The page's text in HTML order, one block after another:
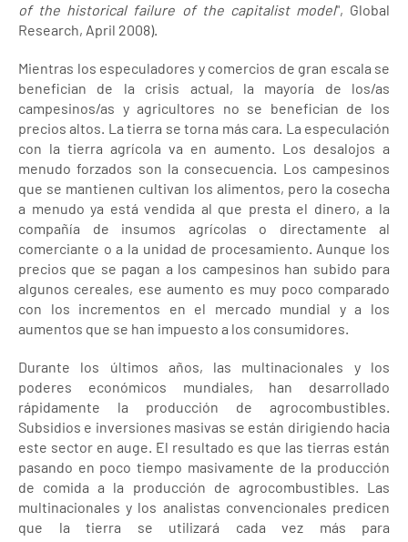
of the historical failure of the capitalist model", Global
Research, April 2008).
Mientras los especuladores y comercios de gran escala se
benefician de la crisis actual, la mayoría de los/as
campesinos/as y agricultores no se benefician de los
precios altos. La tierra se torna más cara. La especulación
con la tierra agrícola va en aumento. Los desalojos a
menudo forzados son la consecuencia. Los campesinos
que se mantienen cultivan los alimentos, pero la cosecha
a menudo ya está vendida al que presta el dinero, a la
compañía de insumos agrícolas o directamente al
comerciante o a la unidad de procesamiento. Aunque los
precios que se pagan a los campesinos han subido para
algunos cereales, ese aumento es muy poco comparado
con los incrementos en el mercado mundial y a los
aumentos que se han impuesto a los consumidores.
Durante los últimos años, las multinacionales y los
poderes económicos mundiales, han desarrollado
rápidamente la producción de agrocombustibles.
Subsidios e inversiones masivas se están dirigiendo hacia
este sector en auge. El resultado es que las tierras están
pasando en poco tiempo masivamente de la producción
de comida a la producción de agrocombustibles. Las
multinacionales y los analistas convencionales predicen
que la tierra se utilizará cada vez más para